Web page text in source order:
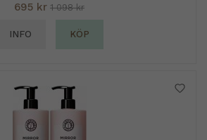
695 kr 1 098 kr
INFO KÖP